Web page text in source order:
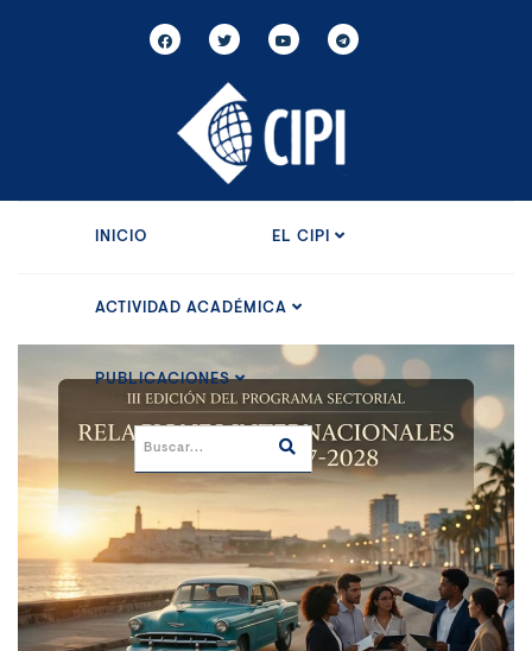
INICIO EL CIPI
ACTIVIDAD ACADÉMICA
PUBLICACIONES